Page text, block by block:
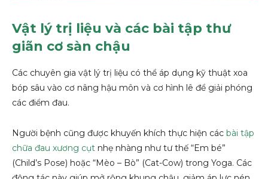
Vật lý trị liệu và các bài tập thư
giãn cơ sàn chậu
Các chuyên gia vật lý trị liệu có thể áp dụng kỹ thuật xoa
bóp sâu vào cơ nâng hậu môn và cơ hình lê để giải phóng
các điểm đau.
Người bệnh cũng được khuyến khích thực hiện các bài tập
chữa đau xương cụt nhẹ nhàng như tư thế “Em bé”
(Child’s Pose) hoặc “Mèo – Bò” (Cat-Cow) trong Yoga. Các